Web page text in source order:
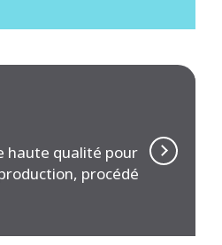
haute qualité pour
procédé